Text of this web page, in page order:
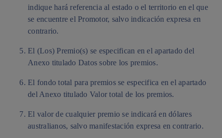
indique hará referencia al estado o el territorio en el que
se encuentre el Promotor, salvo indicación expresa en
contrario.
El (Los) Premio(s) se especifican en el apartado del
Anexo titulado Datos sobre los premios.
El fondo total para premios se especifica en el apartado
del Anexo titulado Valor total de los premios.
El valor de cualquier premio se indicará en dólares
australianos, salvo manifestación expresa en contrario.